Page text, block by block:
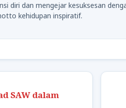
diri dan mengejar kesuksesan
kehidupan inspiratif.
SAW dalam